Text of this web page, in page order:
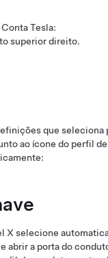
Tesla:
superior direito.
que seleciona
ao ícone do perfil
X selecione
abrir a porta do